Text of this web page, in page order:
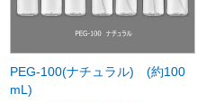
PEG-100(ナチュラル) (約100
mL)